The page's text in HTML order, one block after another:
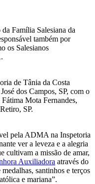
Família Salesiana da
também por
os Salesianos
de Tânia da Costa
dos Campos, SP, com o
Mota Fernandes,
SP.
pela ADMA na Inspetoria
ver a leveza e a alegria
cultivam a missão de amar,
Auxiliadora através do
santinhos e terços
e mariana”.